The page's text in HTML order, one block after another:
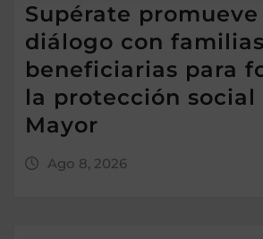
Supérate promueve
diálogo con familias
beneficiarias para
la protección social
Mayor
Ago 8, 2026